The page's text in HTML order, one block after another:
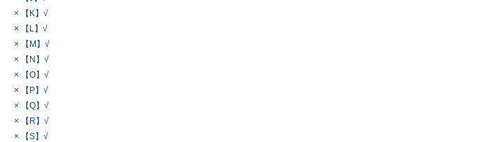
× 【K】√
× 【L】√
× 【M】√
× 【N】√
× 【O】√
× 【P】√
× 【Q】√
× 【R】√
× 【S】√